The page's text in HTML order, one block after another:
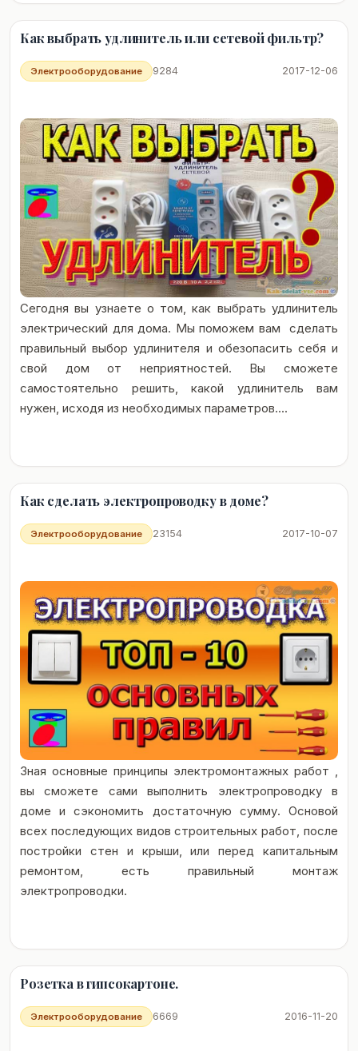
Как выбрать удлинитель или сетевой фильтр?
2017-12-06
9284
Электрооборудование
Сегодня вы узнаете о том, как выбрать удлинитель
электрический для дома. Мы поможем вам сделать
правильный выбор удлинителя и обезопасить себя и
свой дом от неприятностей. Вы сможете
самостоятельно решить, какой удлинитель вам
нужен, исходя из необходимых параметров....
Как сделать электропроводку в доме?
2017-10-07
23154
Электрооборудование
Зная основные принципы электромонтажных работ ,
вы сможете сами выполнить электропроводку в
доме и сэкономить достаточную сумму. Основой
всех последующих видов строительных работ, после
постройки стен и крыши, или перед капитальным
ремонтом, есть правильный монтаж
электропроводки.
Розетка в гипсокартоне.
2016-11-20
6669
Электрооборудование